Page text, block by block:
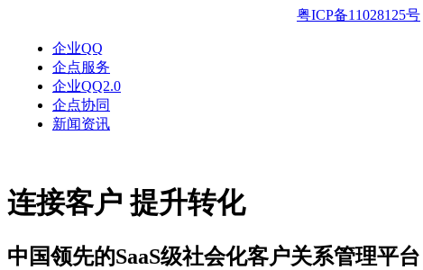
粤ICP备11028125号
企业QQ
企点服务
企业QQ2.0
企点协同
新闻资讯
连接客户 提升转化
中国领先的SaaS级社会化客户关系管理平台